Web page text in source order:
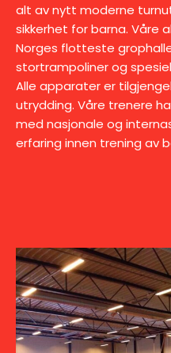
alt av nytt moderne
sikkerhet for barna. Våre
Norges flotteste
stortrampoliner og
Alle apparater er
utrydding. Våre trenere
med nasjonale og
erfaring innen trening av